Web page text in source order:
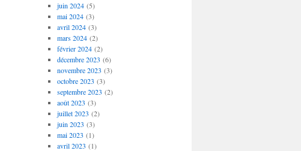
juin 2024(5)
mai 2024(3)
avril 2024(3)
mars 2024(2)
février 2024(2)
décembre 2023 (6)
novembre 2023 (3)
octobre 2023 (3)
septembre 2023 (2)
août 2023 (3)
juillet 2023 (2)
juin 2023 (3)
mai 2023 (1)
avril 2023 (1)